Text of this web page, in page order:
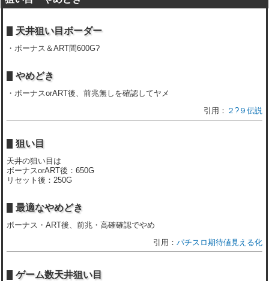
天井狙い目ボーダー
・ボーナス＆ART間600G?
やめどき
・ボーナスorART後、前兆無しを確認してヤメ
２?９伝説
狙い目
天井の狙い目は
ボーナスorART後：650G
リセット後：250G
最適なやめどき
ボーナス・ART後、前兆・高確確認でやめ
パチスロ期待値見える化
ゲーム数天井狙い目